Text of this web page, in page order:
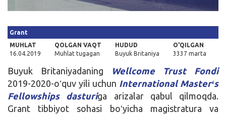
Grant
MUHLAT
16.04.2019
QOLGAN VAQT
Muhlat tugagan
HUDUD
Buyuk Britaniya
O'QILGAN
3337 marta
Buyuk Britaniyadaning
Wellcome Trust Fondi
2019-2020-oʻquv yili uchun International Masterʻs
Fellowships dasturiga arizalar qabul qilmoqda.
Grant tibbiyot sohasi boʻyicha magistratura va